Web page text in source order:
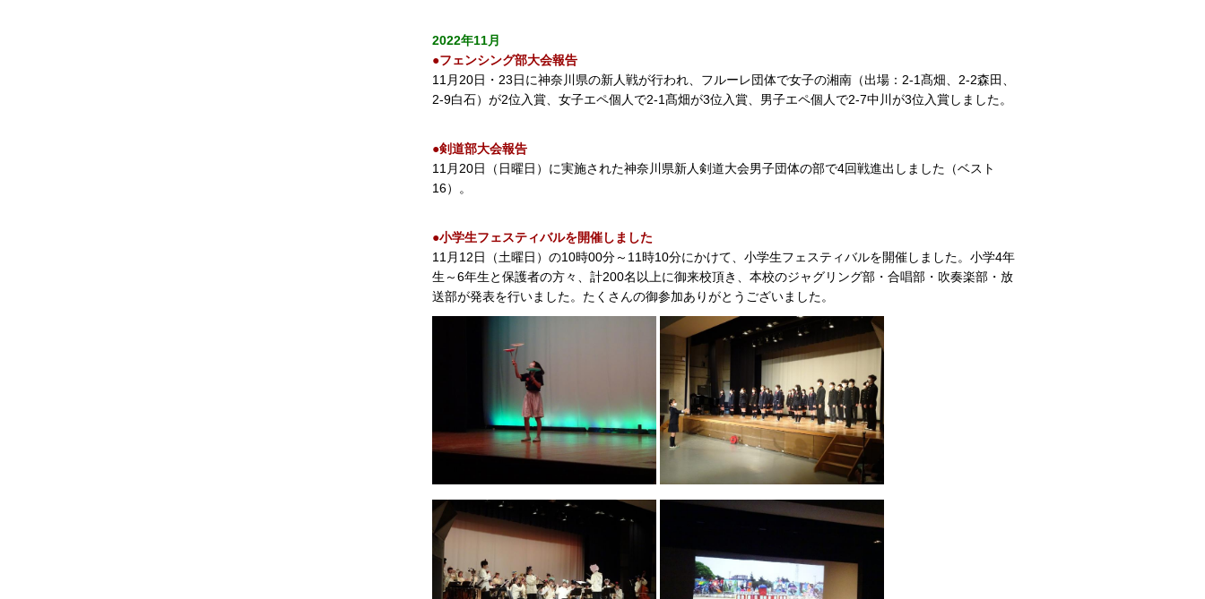
2022年11月
●フェンシング部大会報告
11月20日・23日に神奈川県の新人戦が行われ、フルーレ団体で女子の湘南（出場：2-1髙畑、2-2森田、
2-9白石）が2位入賞、女子エペ個人で2-1髙畑が3位入賞、男子エペ個人で2-7中川が3位入賞しました。
●剣道部大会報告
11月20日（日曜日）に実施された神奈川県新人剣道大会男子団体の部で4回戦進出しました（ベスト
16）。
●小学生フェスティバルを開催しました
11月12日（土曜日）の10時00分～11時10分にかけて、小学生フェスティバルを開催しました。小学4年
生～6年生と保護者の方々、計200名以上に御来校頂き、本校のジャグリング部・合唱部・吹奏楽部・放
送部が発表を行いました。たくさんの御参加ありがとうございました。